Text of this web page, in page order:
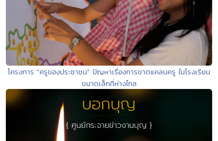
โครงการ "ครูของประชาชน" ปัญหาเรื่องการขาดแคลนครู ในโรงเรียน
ขนาดเล็กที่ห่างไกล